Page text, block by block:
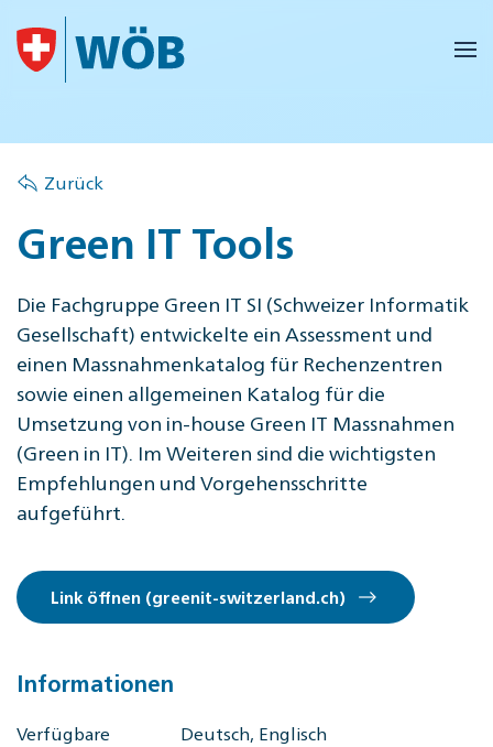
Skip to main content
Zurück
Green IT Tools
Die Fachgruppe Green IT SI (Schweizer Informatik
Gesellschaft) entwickelte ein Assessment und
einen Massnahmenkatalog für Rechenzentren
sowie einen allgemeinen Katalog für die
Umsetzung von in-house Green IT Massnahmen
(Green in IT). Im Weiteren sind die wichtigsten
Empfehlungen und Vorgehensschritte
aufgeführt.
Link öffnen (greenit-switzerland.ch)
Informationen
Verfügbare
Deutsch, Englisch